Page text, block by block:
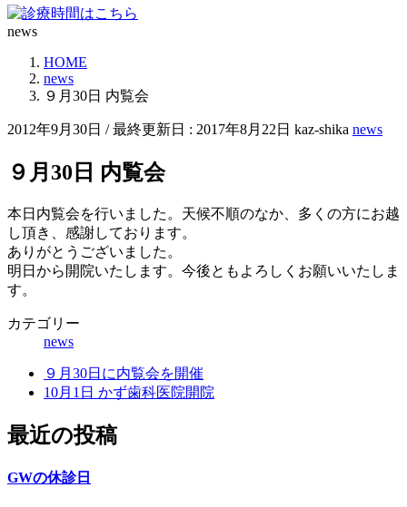
news
HOME
news
９月30日 内覧会
2012年9月30日 / 最終更新日 : 2017年8月22日 kaz-shika news
９月30日 内覧会
本日内覧会を行いました。天候不順のなか、多くの方にお越
し頂き、感謝しております。
ありがとうございました。
明日から開院いたします。今後ともよろしくお願いいたしま
す。
カテゴリー
news
９月30日に内覧会を開催
10月1日 かず歯科医院開院
最近の投稿
GWの休診日